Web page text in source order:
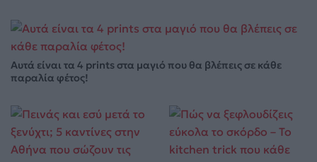
Αυτά είναι τα 4 prints στα μαγιό που θα βλέπεις σε κάθε
παραλία φέτος!